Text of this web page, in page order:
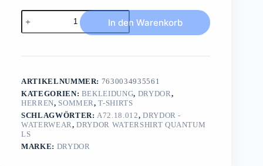
DRYDOR
Watershirt
Quantum
Menge
In den Warenkorb
ARTIKELNUMMER: 7630034935561
KATEGORIEN: BEKLEIDUNG, DRYDOR,
HERREN, SOMMER,T-SHIRTS
SCHLAGWÖRTER: A72.18.012, DRYDOR -
WATERWEAR,DRYDOR WATERSHIRT QUANTUM
LS
MARKE: DRYDOR